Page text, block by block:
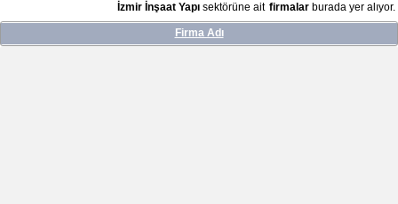
İzmir İnşaat Yapı sektörüne ait firmalar burada yer alıyor.
Firma Adı